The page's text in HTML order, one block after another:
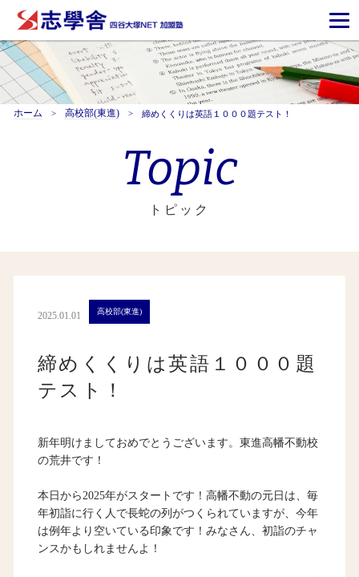
ホーム 高校部(東進) 締めくくりは英語１０００題テスト！
Topic
トピック
2025.01.01 高校部(東進)
締めくくりは英語１０００題
テスト！
新年明けましておめでとうございます。東進高幡不動校
の荒井です！
本日から2025年がスタートです！高幡不動の元日は、毎
年初詣に行く人で長蛇の列がつくられていますが、今年
は例年より空いている印象です！みなさん、初詣のチャ
ンスかもしれませんよ！